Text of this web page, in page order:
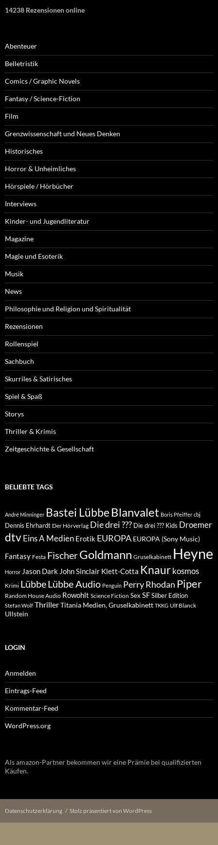
14238 Rezensionen online
Abenteuer
Belletristik
Comics / Graphic Novels
Fantasy / Science-Fiction
Film
Grenzwissenschaft und Neues Denken
Historisches
Horror & Unheimliches
Hörspiele / Hörbücher
Interviews
Kinder- und Jugendliteratur
Magazine
Magie und Esoterik
Musik
News
Philosophie und Religion und Spiritualität
Rezensionen
Rollenspiel
Sachbuch
Skurriles & Satirisches
Spiel & Spaß
Storys
Thriller & Krimis
Zeitgeschichte & Gesellschaft
BELIEBTE TAGS
André Minninger Bastei Lübbe Blanvalet Boris Pfeiffer cbj
Dennis Ehrhardt Der Hörverlag Die drei ??? Die drei ??? Kids Droemer
dtvEins A Medien Erotik EUROPA EUROPA (Sony Music)
Fantasy Festa FischerGoldmann Gruselkabinett Heyne
Horror Jason Dark John Sinclair Klett-Cotta Knaur kosmos
Krimi LübbeLübbe Audio Penguin Perry Rhodan Piper
Random House Audio Rowohlt Science Fiction Sex SFSilber Edition
Stefan Wolf ThrillerTitania Medien, Gruselkabinett TKKG Ulf Blanck
Ullstein
LOGIN
Anmelden
Eintrags-Feed
Kommentar-Feed
WordPress.org
Als amazon-Partner bekommen wir eine Prämie bei qualifizierten
Käufen.
Datenschutzerklärung Stolz präsentiert von WordPress